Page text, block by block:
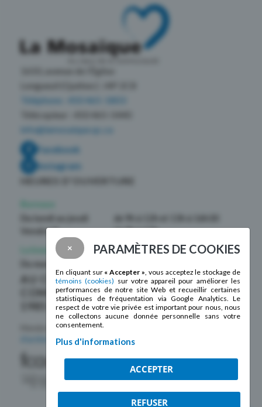
Longueuil (Québec) J4P 2C8
Téléphone : 450 465-1803
info@lamosaique.qc.ca
Facebook
Instagram
Vendredi
de 9h à 12h
La boutique La Mosaïque
Du mardi au samedi
AU CŒUR DE LA
COMMUNAUTÉ DEPUIS
Membre de laFédération des centres
d’action bénévole du Québec
× PARAMÈTRES DE COOKIES
En cliquant sur « Accepter », vous acceptez le stockage de
témoins (cookies) sur votre appareil pour améliorer les
performances de notre site Web et recueillir certaines
statistiques de fréquentation via Google Analytics. Le
respect de votre vie privée est important pour nous, nous
ne collectons aucune donnée personnelle sans votre
consentement.
Plus d'informations
ACCEPTER
REFUSER